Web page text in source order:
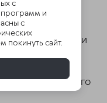
назначают
и
от дальнейшего
с
и
с
покинуть сайт.